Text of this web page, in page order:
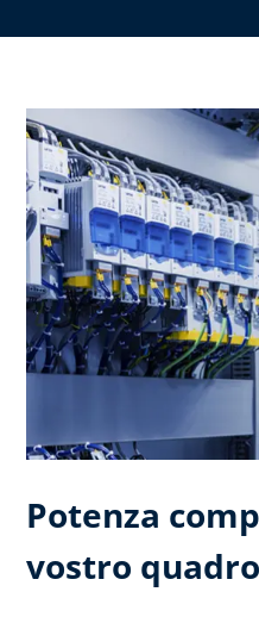
Potenza
vostro